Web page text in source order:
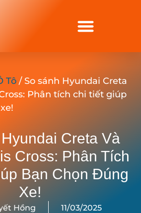
Tô / So sánh Hyundai Creta
Phân tích chi tiết giúp
Creta Và
Cross: Phân Tích
Bạn Chọn Đúng
Xe!
Hồng 11/03/2025